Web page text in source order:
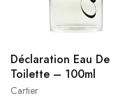
Cartier
Déclaration Eau De
Toilette – 100ml